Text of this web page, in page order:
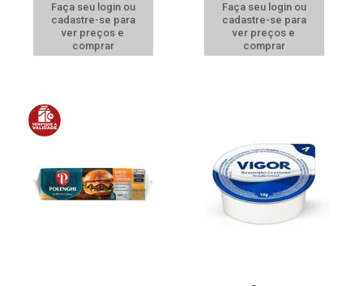
Faça seu login ou
cadastre-se para
ver preços e
comprar
Faça seu login ou
cadastre-se para
ver preços e
comprar